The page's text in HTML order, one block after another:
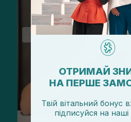
ОТРИМАЙ
НА ПЕРШЕ
Твій вітальний бонус
підписуйся на